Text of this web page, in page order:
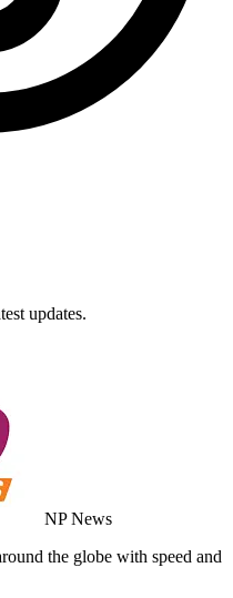
updates.
NP News
the globe with speed and